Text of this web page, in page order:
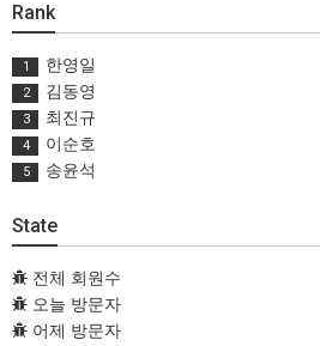
Rank
1 한영일
2 김동영
3 최진규
4 이순호
5 송윤석
State
전체 회원수
오늘 방문자
어제 방문자